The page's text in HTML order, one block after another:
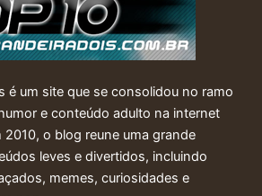
é um site que se consolidou no ramo
e conteúdo adulto na internet
2010, o blog reune uma grande
leves e divertidos, incluindo
memes, curiosidades e